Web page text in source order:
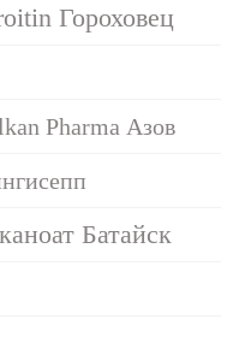
Гороховец
Pharma Азов
Батайск